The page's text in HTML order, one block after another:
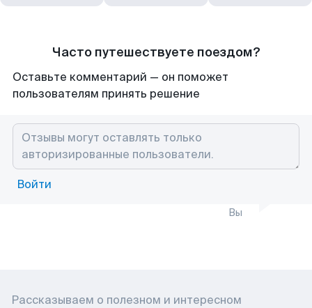
Часто путешествуете поездом?
Оставьте комментарий — он поможет
пользователям принять решение
Войти
Вы
Рассказываем о полезном и интересном